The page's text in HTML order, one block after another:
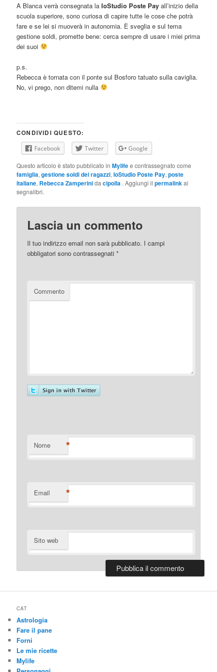
A Blanca verrà consegnata laIoStudio Poste Pay all’inizio della
scuola superiore, sono curiosa di capire tutte le cose che potrà
fare e se lei si muoverà in autonomia. È sveglia e sul tema
gestione soldi, promette bene: cerca sempre di usare i miei prima
dei suoi
p.s.
Rebecca è tornata con il ponte sul Bosforo tatuato sulla caviglia.
No, vi prego, non ditemi nulla
CONDIVIDI QUESTO:
Facebook Twitter Google
Questo articolo è stato pubblicato inMylifee contrassegnato come
famiglia,gestione soldi dei ragazzi,IoStudio Poste Pay,poste
italiane, Rebecca Zamperinidacipolla . Aggiungi ilpermalinkai
segnalibri.
Lascia un commento
Il tuo indirizzo email non sarà pubblicato. I campi
obbligatori sono contrassegnati*
Commento
Nome *
Email *
Sito web
CAT
Astrologia
Fare il pane
Forni
Le mie ricette
Mylife